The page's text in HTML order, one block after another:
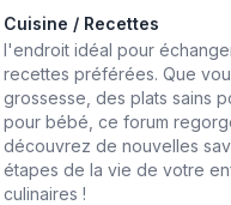
Cuisine / Recettes
l'endroit idéal pour
recettes préférées. Que
grossesse, des plats sains
pour bébé, ce forum
découvrez de nouvelles
étapes de la vie de votre
culinaires !